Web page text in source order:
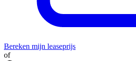
Bereken mijn leaseprijs
of